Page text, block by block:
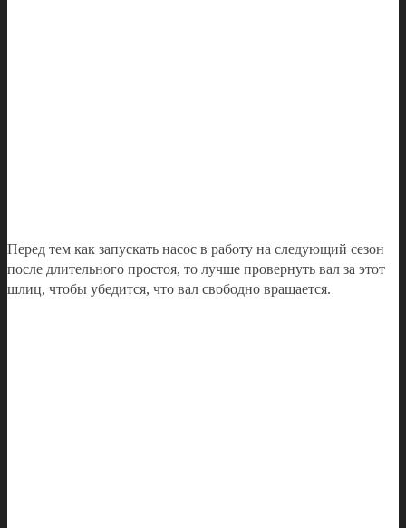
Перед тем как запускать насос в работу на следующий сезон
после длительного простоя, то лучше провернуть вал за этот
шлиц, чтобы убедится, что вал свободно вращается.